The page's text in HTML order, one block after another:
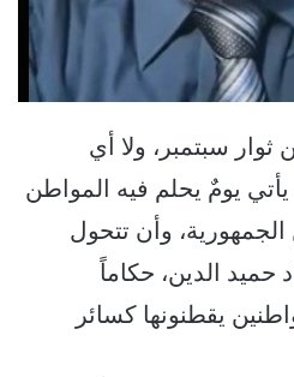
ثوار سبتمبر، ولا أي
يأتي يومٌ يحلم فيه المواطن
الجمهورية، وأن تتحول
حميد الدين، حكاماً
يقطنونها كسائر